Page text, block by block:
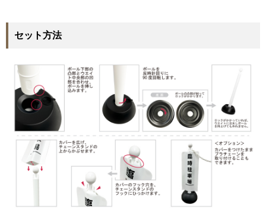
セット方法